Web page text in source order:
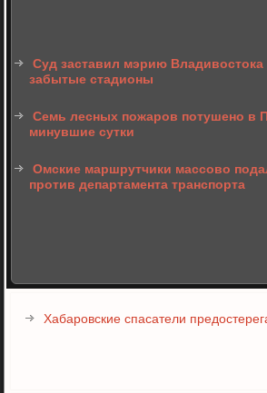
Суд заставил мэрию
забытые стадионы
Семь лесных пожаров потушено в
минувшие сутки
Омские маршрутчики массово
против департамента транспорта
Хабаровские спасатели